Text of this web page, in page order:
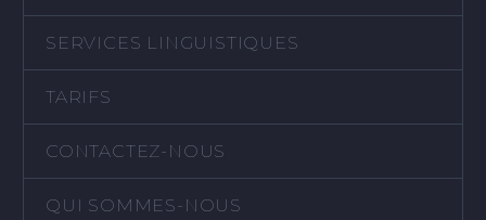
SERVICES LINGUISTIQUES
TARIFS
CONTACTEZ-NOUS
QUI SOMMES-NOUS